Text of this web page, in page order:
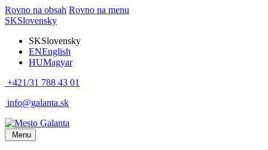
Rovno na obsah Rovno na menu
SKSlovensky
SKSlovensky
ENEnglish
HUMagyar
+421/31 788 43 01
info@galanta.sk
Menu